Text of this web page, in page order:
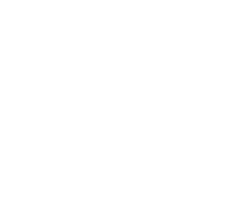
enregistre une
en 2016 grâce à un large